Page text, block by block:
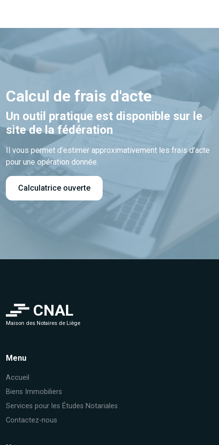
Calcul de frais d'acte
Un outil pratique est disponible sur le
site de la fédération
Il vous permet d’estimer approximativement les frais d’acte
pour une opération donnée.
Calculatrice ouverte
CNAL
Maison des Notaires de Liège
Menu
Accueil
Biens Immobiliers
Services pour les Études Notariales
Contactez-nous